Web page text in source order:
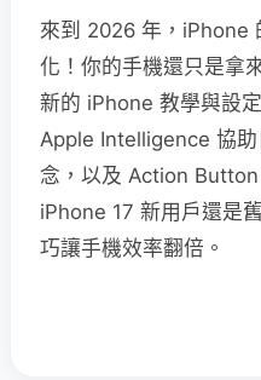
來到 2026 年，iPhone
化！你的手機還只是拿
新的 iPhone 教學與設
Apple Intelligence 協
念，以及 Action
iPhone 17 新用戶還是
巧讓手機效率翻倍。